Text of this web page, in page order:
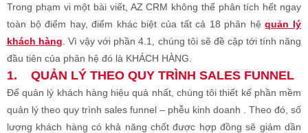
Trong phạm vi một bài viết, AZ CRM không thể phân tích hết ngay
toàn bộ điểm hay, điểm khác biệt của tất cả 18 phân hệquản lý
khách hàng . Vì vậy với phần 4.1, chúng tôi sẽ đề cập tới tính năng
đầu tiên của phân hệ đó là KHÁCH HÀNG.
1. QUẢN LÝ THEO QUY TRÌNH SALES FUNNEL
Để quản lý khách hàng hiệu quả nhất, chúng tôi thiết kế phần mềm
quản lý theo quy trình sales funnel – phễu kinh doanh . Theo đó, số
lượng khách hàng có khả năng chốt được hợp đồng sẽ giảm dần